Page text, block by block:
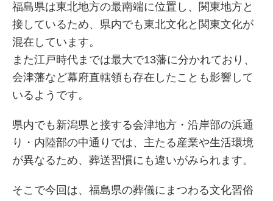
福島県は東北地方の最南端に位置し、関東地方と
接しているため、県内でも東北文化と関東文化が
混在しています。
また江戸時代までは最大で13藩に分かれており、
会津藩など幕府直轄領も存在したことも影響して
いるようです。
県内でも新潟県と接する会津地方・沿岸部の浜通
り・内陸部の中通りでは、主たる産業や生活環境
が異なるため、葬送習慣にも違いがみられます。
そこで今回は、福島県の葬儀にまつわる文化習俗